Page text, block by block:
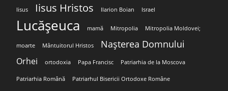
Iisus Iisus Hristos Ilarion Boian Israel
Lucășeuca mamă Mitropolia Mitropolia Moldovei;
moarte Mântuitorul Hristos Nașterea Domnului
Orhei ortodoxia Papa Francisc Patriarhia de la Moscova
Patriarhia Română Patriarhul Bisericii Ortodoxe Române